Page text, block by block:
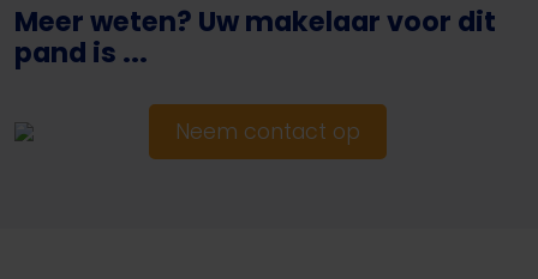
Meer weten? Uw makelaar voor dit
pand is ...
Neem contact op